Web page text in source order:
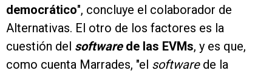
democrático", concluye el colaborador de
Alternativas. El otro de los factores es la
cuestión del softwarede las EVMs, y es que,
como cuenta Marrades, "el software de la